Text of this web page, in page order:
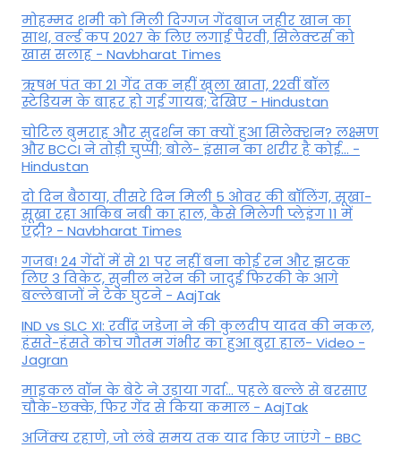
मोहम्मद शमी को मिली दिग्गज गेंदबाज जहीर खान का
साथ, वर्ल्ड कप 2027 के लिए लगाई पैरवी, सिलेक्टर्स को
खास सलाह - Navbharat Times
ऋषभ पंत का 21 गेंद तक नहीं खुला खाता, 22वीं बॉल
स्टेडियम के बाहर हो गई गायब; देखिए - Hindustan
चोटिल बुमराह और सुदर्शन का क्यों हुआ सिलेक्शन? लक्ष्मण
और BCCI ने तोड़ी चुप्पी; बोले- इंसान का शरीर है कोई… -
Hindustan
दो दिन बैठाया, तीसरे दिन मिली 5 ओवर की बॉलिंग, सूखा-
सूखा रहा आकिब नबी का हाल, कैसे मिलेगी प्लेइंग 11 में
एंट्री? - Navbharat Times
गजब! 24 गेंदों में से 21 पर नहीं बना कोई रन और झटक
लिए 3 विकेट, सुनील नरेन की जादुई फिरकी के आगे
बल्लेबाजों ने टेके घुटने - AajTak
IND vs SLC XI: रवींद्र जडेजा ने की कुलदीप यादव की नकल,
हंसते-हंसते कोच गौतम गंभीर का हुआ बुरा हाल- Video -
Jagran
माइकल वॉन के बेटे ने उड़ाया गर्दा... पहले बल्ले से बरसाए
चौके-छक्के, फिर गेंद से किया कमाल - AajTak
अजिंक्य रहाणे, जो लंबे समय तक याद किए जाएंगे - BBC